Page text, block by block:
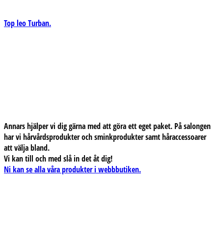
Top leo Turban.
Annars hjälper vi dig gärna med att göra ett eget paket. På salongen
har vi hårvårdsprodukter och sminkprodukter samt håraccessoarer
att välja bland.
Vi kan till och med slå in det åt dig!
Ni kan se alla våra produkter i webbbutiken.